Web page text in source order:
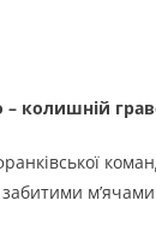
– колишній
забитими